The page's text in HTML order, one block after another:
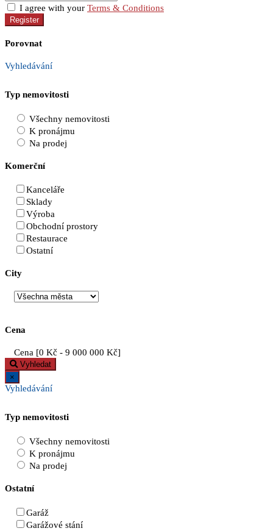
I agree with your Terms & Conditions
Register
Porovnat
Vyhledávání
Typ nemovitosti
Všechny nemovitosti
K pronájmu
Na prodej
Komerční
Kanceláře
Sklady
Výroba
Obchodní prostory
Restaurace
Ostatní
City
Cena
Cena [0 Kč - 9 000 000 Kč]
Vyhledat
×
Vyhledávání
Typ nemovitosti
Všechny nemovitosti
K pronájmu
Na prodej
Ostatní
Garáž
Garážové stání